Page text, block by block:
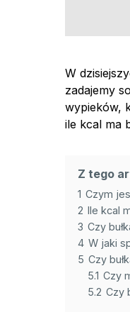
W
zadajemy
wypieków,
ile kcal ma
Z tego
1 Czym
2 Ile kcal
3 Czy
4 W jaki
5 Czy
5.1 Czy
5.2 Czy